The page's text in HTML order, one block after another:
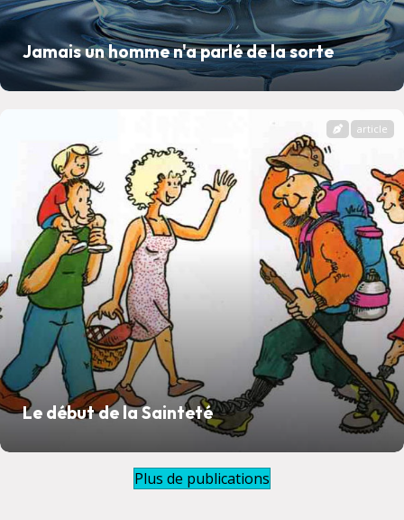
Jamais un homme n'a parlé de la sorte
Le début de la Sainteté
article
Plus de publications